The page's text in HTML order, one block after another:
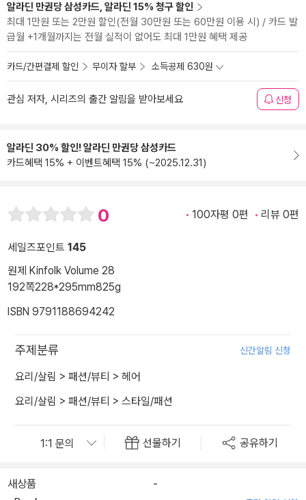
알라딘 만권당 삼성카드, 알라딘 15% 청구 할인
최대 1만원 또는 2만원 할인(전월 30만원 또는 60만원 이용 시) / 카드 발
급월 +1개월까지는 전월 실적이 없어도 최대 1만원 혜택 제공
카드/간편결제 할인 무이자 할부 소득공제 630원
관심 저자, 시리즈의 출간 알림을 받아보세요 신청
알라딘 30% 할인! 알라딘 만권당 삼성카드
카드혜택 15% + 이벤트혜택 15% (~2025.12.31)
0 100자평 0편 리뷰 0편
세일즈포인트 145
원제 Kinfolk Volume 28
192쪽228*295mm825g
ISBN 9791188694242
주제분류 신간알림 신청
요리/살림 > 패션/뷰티 > 헤어
요리/살림 > 패션/뷰티 > 스타일/패션
선물하기 공유하기
새상품
-